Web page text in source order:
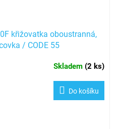
křižovatka oboustranná,
/ CODE 55
Skladem (2 ks)
Do košíku